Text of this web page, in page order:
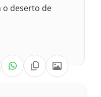
o deserto de